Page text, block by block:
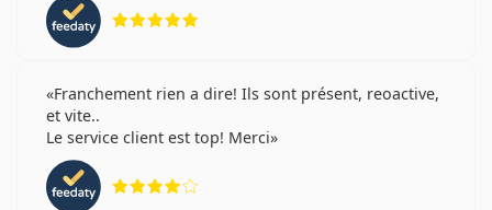
Franchement rien a dire! Ils sont présent, reoactive,
et vite..
Le service client est top! Merci